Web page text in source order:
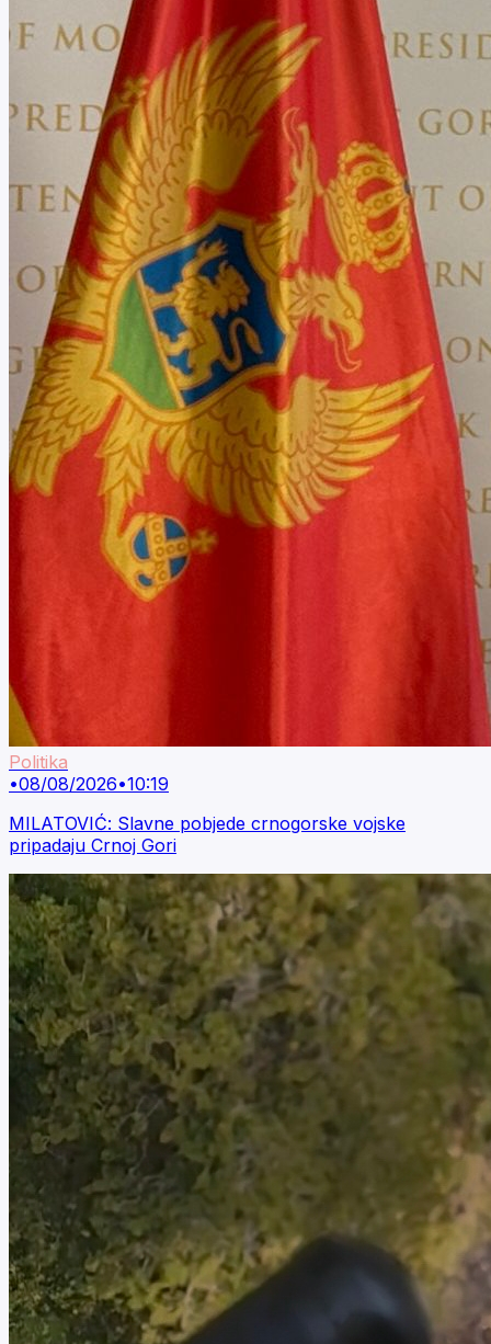
Politika
•08/08/2026•10:19
MILATOVIĆ: Slavne pobjede crnogorske vojske
pripadaju Crnoj Gori